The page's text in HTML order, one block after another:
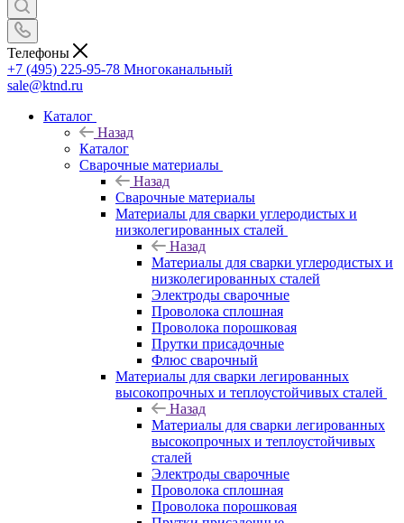
Телефоны
+7 (495) 225-95-78 Многоканальный
sale@ktnd.ru
Каталог
Назад
Каталог
Сварочные материалы
Назад
Сварочные материалы
Материалы для сварки углеродистых и
низколегированных сталей
Назад
Материалы для сварки углеродистых и
низколегированных сталей
Электроды сварочные
Проволока сплошная
Проволока порошковая
Прутки присадочные
Флюс сварочный
Материалы для сварки легированных
высокопрочных и теплоустойчивых сталей
Назад
Материалы для сварки легированных
высокопрочных и теплоустойчивых
сталей
Электроды сварочные
Проволока сплошная
Проволока порошковая